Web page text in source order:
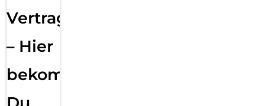
Vertragsabwicklung
– Hier
bekommst